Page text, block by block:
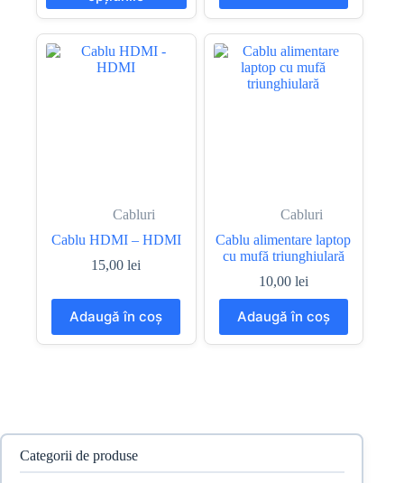
la
5,00 lei
are
mai
multe
variații.
Opțiunile
Cabluri
Cablu HDMI – HDMI
15,00lei
Adaugă în coș
Cabluri
Cablu alimentare laptop
cu mufă triunghiulară
10,00 lei
Adaugă în coș
Categorii de produse